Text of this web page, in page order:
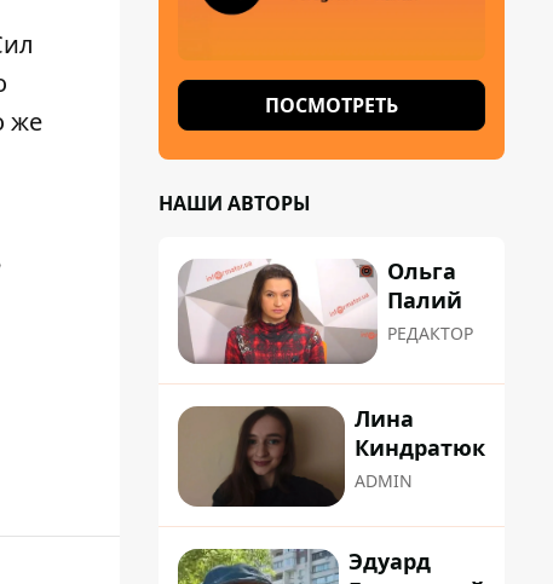
же
ПОСМОТРЕТЬ
НАШИ АВТОРЫ
Ольга
Палий
РЕДАКТОР
Лина
Киндратюк
ADMIN
Эдуард